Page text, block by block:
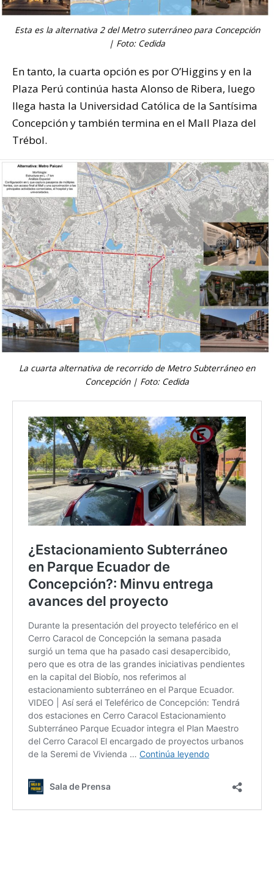
Esta es la alternativa 2 del Metro suterráneo para Concepción
| Foto: Cedida
En tanto, la cuarta opción es por O’Higgins y en la
Plaza Perú continúa hasta Alonso de Ribera, luego
llega hasta la Universidad Católica de la Santísima
Concepción y también termina en el Mall Plaza del
Trébol.
La cuarta alternativa de recorrido de Metro Subterráneo en
Concepción | Foto: Cedida